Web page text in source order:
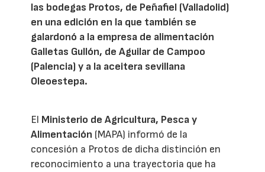
las bodegas Protos, de Peñafiel (Valladolid)
en una edición en la que también se
galardonó a la empresa de alimentación
Galletas Gullón, de Aguilar de Campoo
(Palencia) y a la aceitera sevillana
Oleoestepa.
El Ministerio de Agricultura, Pesca y
Alimentación (MAPA) informó de la
concesión a Protos de dicha distinción en
reconocimiento a una trayectoria que ha